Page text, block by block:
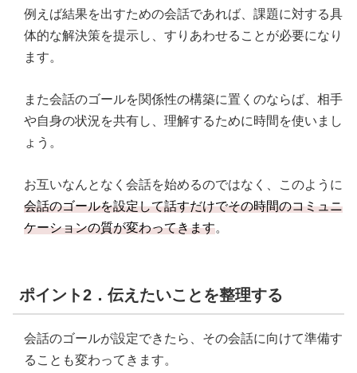
例えば結果を出すための会話であれば、課題に対する具
体的な解決策を提示し、すりあわせることが必要になり
ます。
また会話のゴールを関係性の構築に置くのならば、相手
や自身の状況を共有し、理解するために時間を使いまし
ょう。
お互いなんとなく会話を始めるのではなく、このように
会話のゴールを設定して話すだけでその時間のコミュニ
ケーションの質が変わってきます。
ポイント2．伝えたいことを整理する
会話のゴールが設定できたら、その会話に向けて準備す
ることも変わってきます。